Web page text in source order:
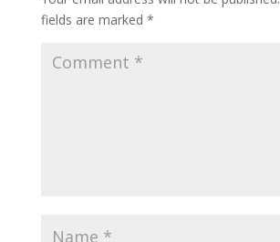
fields are marked *